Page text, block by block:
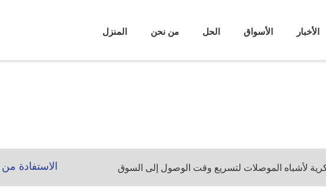
المنزل من نحن الحل الأسواق الأخبار
الاستفادة لأشباه الموصلات لتسريع وقت الوصول إلى السوق